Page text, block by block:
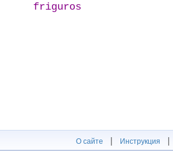
friguros
О сайте | Инструкция |